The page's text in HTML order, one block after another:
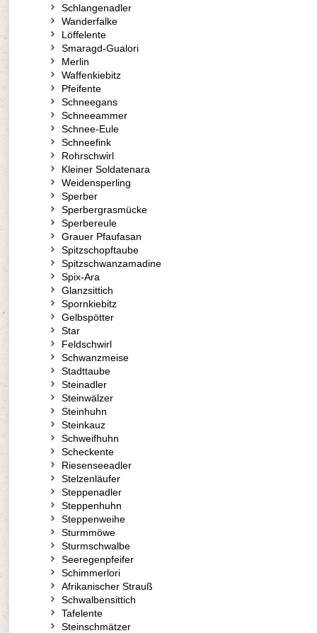
Schlangenadler
Wanderfalke
Löffelente
Smaragd-Gualori
Merlin
Waffenkiebitz
Pfeifente
Schneegans
Schneeammer
Schnee-Eule
Schneefink
Rohrschwirl
Kleiner Soldatenara
Weidensperling
Sperber
Sperbergrasmücke
Sperbereule
Grauer Pfaufasan
Spitzschopftaube
Spitzschwanzamadine
Spix-Ara
Glanzsittich
Spornkiebitz
Gelbspötter
Star
Feldschwirl
Schwanzmeise
Stadttaube
Steinadler
Steinwälzer
Steinhuhn
Steinkauz
Schweifhuhn
Scheckente
Riesenseeadler
Stelzenläufer
Steppenadler
Steppenhuhn
Steppenweihe
Sturmmöwe
Sturmschwalbe
Seeregenpfeifer
Schimmerlori
Afrikanischer Strauß
Schwalbensittich
Tafelente
Steinschmätzer